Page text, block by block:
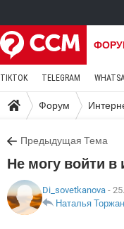
TIKTOK TELEGRAM
Форум
Предыдущая Тема
Не могу войти в
Di_sovetkanova -
Наталья